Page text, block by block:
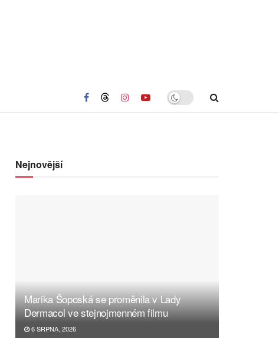
Nejnovější
Marika Šoposká se proměnila v Lady
Dermacol ve stejnojmenném filmu
6 SRPNA, 2026